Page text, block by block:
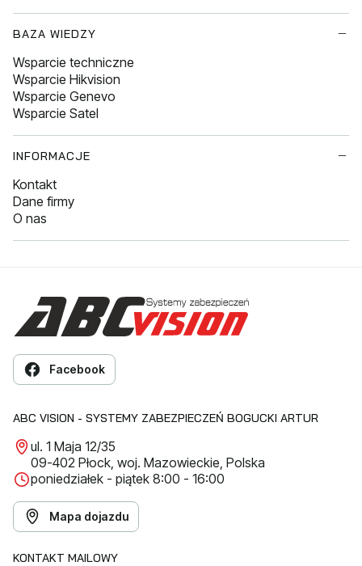
BAZA WIEDZY
Wsparcie techniczne
Wsparcie Hikvision
Wsparcie Genevo
Wsparcie Satel
INFORMACJE
Kontakt
Dane firmy
O nas
Facebook
ABC VISION - SYSTEMY ZABEZPIECZEŃ BOGUCKI ARTUR
ul. 1 Maja 12/35
09-402 Płock, woj. Mazowieckie, Polska
poniedziałek - piątek 8:00 - 16:00
Mapa dojazdu
KONTAKT MAILOWY